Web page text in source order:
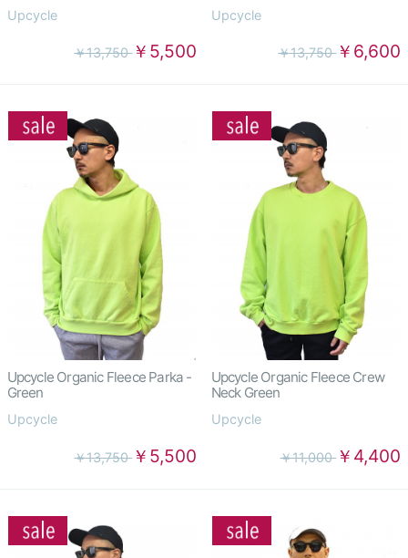
Upcycle
￥13,750￥5,500
Upcycle
￥13,750￥6,600
Upcycle Organic Fleece Parka -
Green
Upcycle
￥13,750￥5,500
Upcycle Organic Fleece Crew
Neck Green
Upcycle
￥11,000￥4,400